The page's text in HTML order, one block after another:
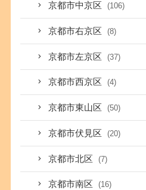
京都市中京区 (106)
京都市右京区 (8)
京都市左京区 (37)
京都市西京区 (4)
京都市東山区 (50)
京都市伏見区 (20)
京都市北区 (7)
京都市南区 (16)